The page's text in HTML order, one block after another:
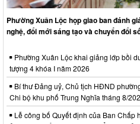
Phường Xuân Lộc họp giao ban đánh
nghệ, đổi mới sáng tạo và chuyển đổi
Phường Xuân Lộc khai giảng lớp bồi
tượng 4 khóa I năm 2026
Bí thư Đảng uỷ, Chủ tịch HĐND
Chi bộ khu phố Trung Nghĩa tháng 8/
Lễ công bố Quyết định của Ban